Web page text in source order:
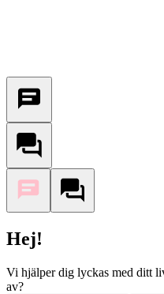
Hej!
Vi hjälper dig lyckas med ditt
av?